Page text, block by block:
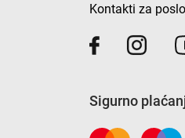
Kontakti za
Sigurno